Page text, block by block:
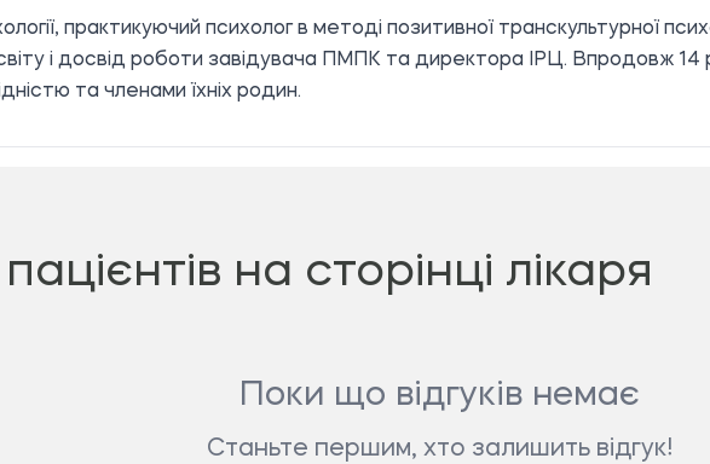
практикуючий психолог в методі позитивної транскультурної
і досвід роботи завідувача ПМПК та директора ІРЦ. Впродовж 14
та членами їхніх родин.
на сторінці лікаря
Поки що відгуків немає
Станьте першим, хто залишить відгук!